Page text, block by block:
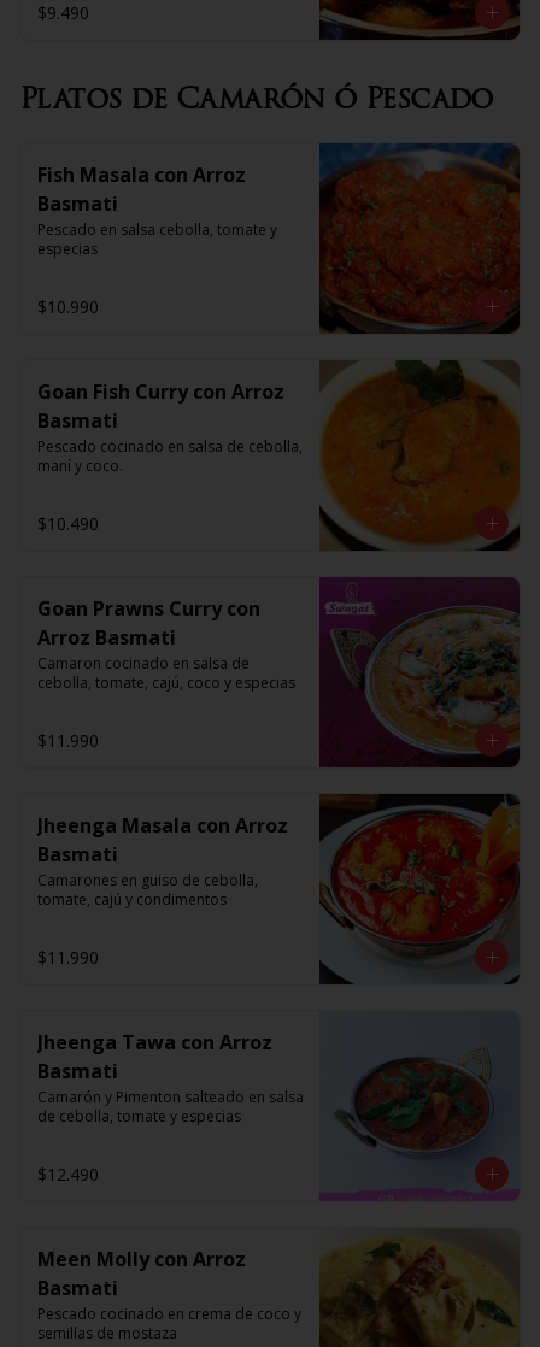
$9.490
Platos de Camarón ó Pescado
Fish Masala con Arroz
Basmati
Pescado en salsa cebolla, tomate y
especias
$10.990
Goan Fish Curry con Arroz
Basmati
Pescado cocinado en salsa de cebolla,
maní y coco.
$10.490
Goan Prawns Curry con
Arroz Basmati
Camaron cocinado en salsa de
cebolla, tomate, cajú, coco y especias
$11.990
Jheenga Masala con Arroz
Basmati
Camarones en guiso de cebolla,
tomate, cajú y condimentos
$11.990
Jheenga Tawa con Arroz
Basmati
Camarón y Pimenton salteado en salsa
de cebolla, tomate y especias
$12.490
Meen Molly con Arroz
Basmati
Pescado cocinado en crema de coco y
semillas de mostaza